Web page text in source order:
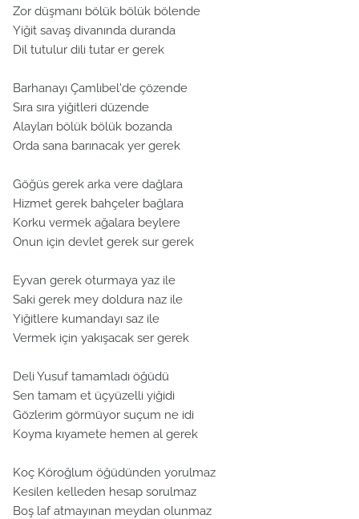
Zor düşmanı bölük bölük bölende
Yiğit savaş divanında duranda
Dil tutulur dili tutar er gerek
Barhanayı Çamlıbel'de çözende
Sıra sıra yiğitleri düzende
Alayları bölük bölük bozanda
Orda sana barınacak yer gerek
Göğüs gerek arka vere dağlara
Hizmet gerek bahçeler bağlara
Korku vermek ağalara beylere
Onun için devlet gerek sur gerek
Eyvan gerek oturmaya yaz ile
Saki gerek mey doldura naz ile
Yiğitlere kumandayı saz ile
Vermek için yakışacak ser gerek
Deli Yusuf tamamladı öğüdü
Sen tamam et üçyüzelli yiğidi
Gözlerim görmüyor suçum ne idi
Koyma kıyamete hemen al gerek
Koç Köroğlum öğüdünden yorulmaz
Kesilen kelleden hesap sorulmaz
Boş laf atmayınan meydan olunmaz